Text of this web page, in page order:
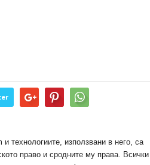
технологиите, използвани в него, са
право и сродните му права. Всички